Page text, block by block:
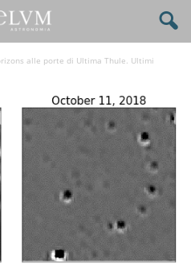
alle porte di Ultima Thule. Ultimi